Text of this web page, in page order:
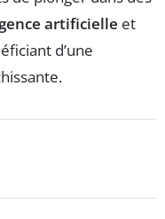
artificielle et
d’une